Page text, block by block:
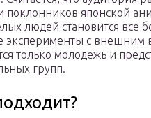
поклонников японской
людей становится все
эксперименты с внешним
только молодежь и
групп.